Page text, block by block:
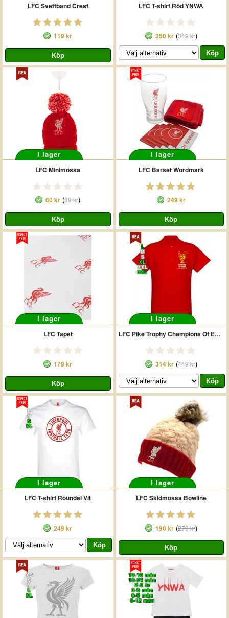
LFC Svettband Crest
119 kr
LFC T-shirt Röd YNWA
250 kr(349 kr)
I lager
LFC Minimössa
60 kr (89 kr)
I lager
LFC Barset Wordmark
249 kr
I lager
LFC Tapet
179 kr
L
M
S
XL
XXL
3XL
I lager
LFC Pike Trophy Champions Of Europe Röd
314 kr(449 kr)
L
M
S
XL
I lager
LFC T-shirt Roundel Vit
249 kr
I lager
LFC Skidmössa Bowline
190 kr(279 kr)
XS
S
M
L
XL
12-18 mån
18-24 mån
2-3 år
3-6 mån
6-9 mån
9-12 mån